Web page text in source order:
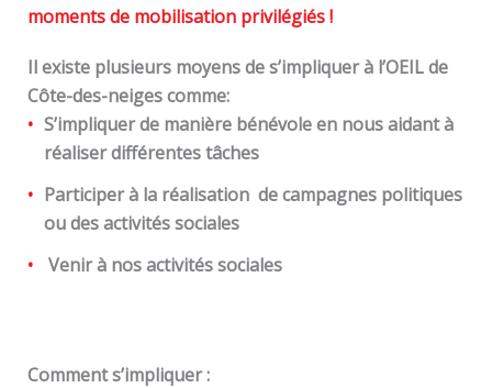
moments de mobilisation privilégiés !
Il existe plusieurs moyens de s’impliquer à l’OEIL de
Côte-des-neiges comme:
S’impliquer de manière bénévole en nous aidant à
réaliser différentes tâches
Participer à la réalisation de campagnes politiques
ou des activités sociales
Venir à nos activités sociales
Comment s’impliquer :